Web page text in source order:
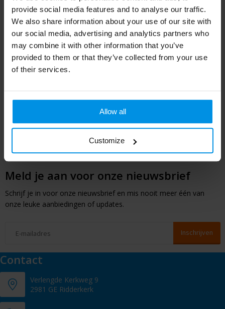
provide social media features and to analyse our traffic.
We also share information about your use of our site with
our social media, advertising and analytics partners who
may combine it with other information that you’ve
provided to them or that they’ve collected from your use
of their services.
Allow all
Customize
Cocktailglazen als promotiemiddel
Van lounges en beachclubs tot bedrijfsfeesten en cadeausets –
bedrukte cocktailglazen zorgen voor zichtbaarheid in een sfeer
waar jouw merk goed tot zijn recht komt.
het!
Wij zorgen voor een haarscherpe bedrukking of gravure die past
bij jouw uitstraling. Vraag vrijblijvend een offerte of drukvoorbeeld
aan en serveer jouw merk met flair!
Meld je aan voor onze nieuwsbrief
Schrijf je in voor onze nieuwsbrief en mis nooit meer één van
onze leuke aanbiedingen of updates.
Contact
Verlengde Kerkweg 9
2981 GE Ridderkerk